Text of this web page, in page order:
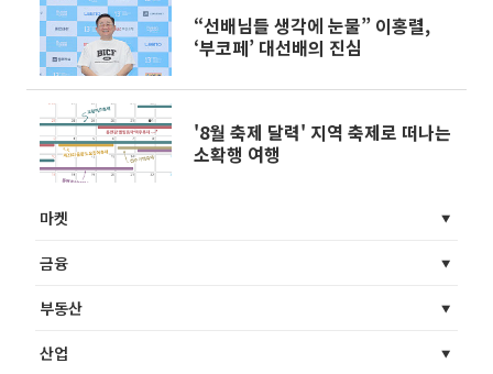
“선배님들 생각에 눈물” 이홍렬,
‘부코페’ 대선배의 진심
'8월 축제 달력' 지역 축제로 떠나는
소확행 여행
마켓
금융
부동산
산업